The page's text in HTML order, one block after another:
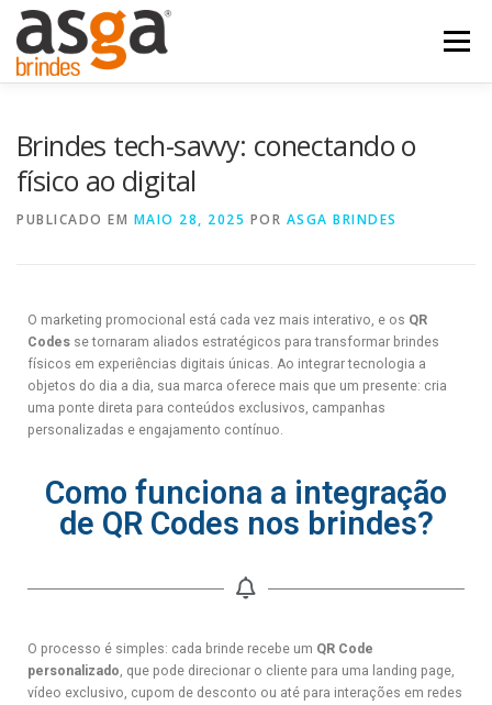
Menu
Brindes tech-savvy: conectando o
físico ao digital
PUBLICADO EM MAIO 28, 2025 POR ASGA BRINDES
O marketing promocional está cada vez mais interativo, e os QR
Codes se tornaram aliados estratégicos para transformar brindes
físicos em experiências digitais únicas. Ao integrar tecnologia a
objetos do dia a dia, sua marca oferece mais que um presente: cria
uma ponte direta para conteúdos exclusivos, campanhas
personalizadas e engajamento contínuo.
Como funciona a integração
de QR Codes nos brindes?
O processo é simples: cada brinde recebe um QR Code
personalizado, que pode direcionar o cliente para uma landing page,
vídeo exclusivo, cupom de desconto ou até para interações em redes